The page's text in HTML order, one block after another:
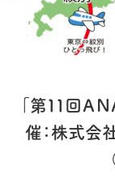
「第１１回Ａ
催：株式会